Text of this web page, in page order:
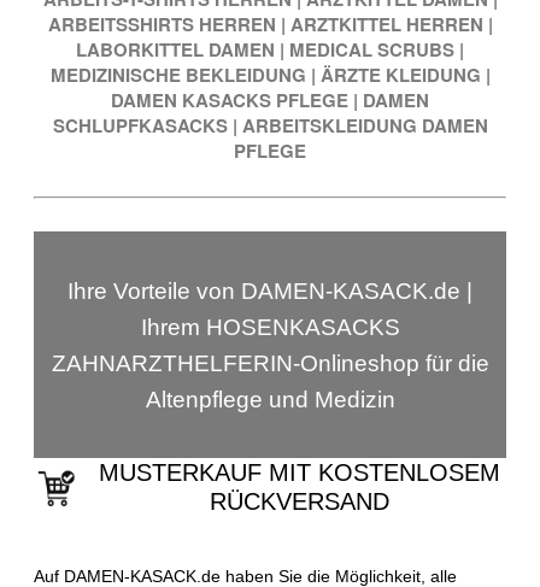
ARBEITSSHIRTS HERREN | ARZTKITTEL HERREN |
LABORKITTEL DAMEN | MEDICAL SCRUBS |
MEDIZINISCHE BEKLEIDUNG | ÄRZTE KLEIDUNG |
DAMEN KASACKS PFLEGE | DAMEN
SCHLUPFKASACKS | ARBEITSKLEIDUNG DAMEN
PFLEGE
Ihre Vorteile von DAMEN-KASACK.de |
Ihrem HOSENKASACKS
ZAHNARZTHELFERIN-Onlineshop für die
Altenpflege und Medizin
MUSTERKAUF MIT KOSTENLOSEM
RÜCKVERSAND
Auf DAMEN-KASACK.de haben Sie die Möglichkeit, alle